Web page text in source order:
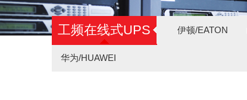
工频在线式UPS 伊顿/EATON
华为/HUAWEI